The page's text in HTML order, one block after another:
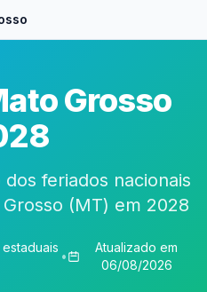
Grosso
feriados nacionais
(MT) em 2028
estaduais
•
Atualizado em
06/08/2026